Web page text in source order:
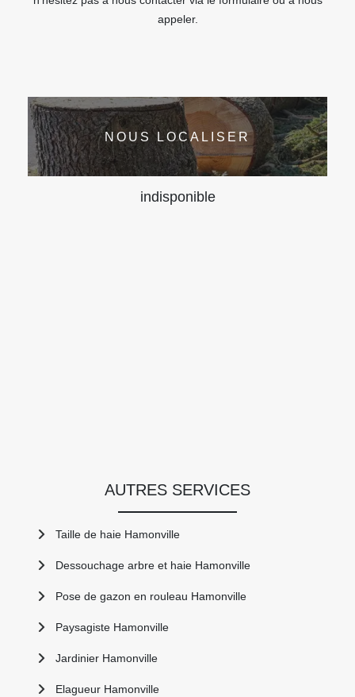
appeler.
NOUS LOCALISER
indisponible
AUTRES SERVICES
Taille de haie Hamonville
Dessouchage arbre et haie Hamonville
Pose de gazon en rouleau Hamonville
Paysagiste Hamonville
Jardinier Hamonville
Elagueur Hamonville